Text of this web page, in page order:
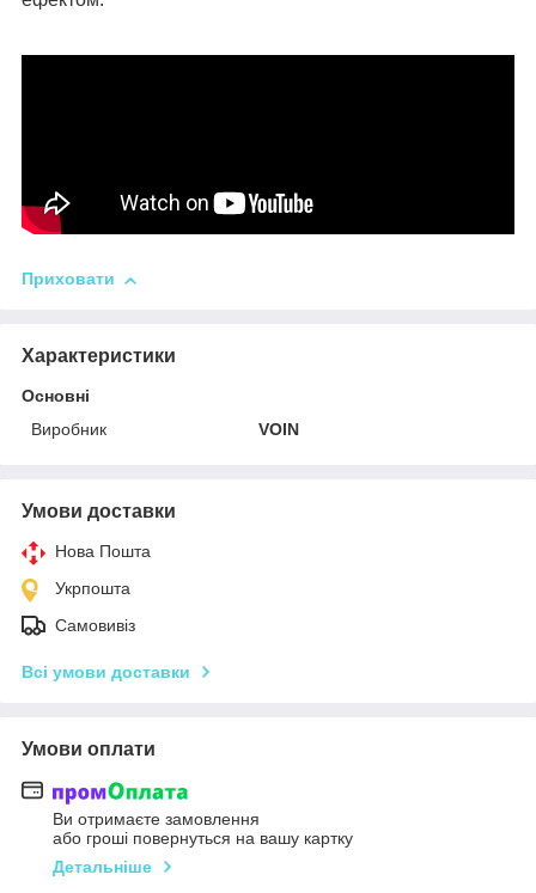
Приховати
Характеристики
Основні
Виробник
VOIN
Умови доставки
Нова Пошта
Укрпошта
Самовивіз
Всі умови доставки
Умови оплати
Ви отримаєте замовлення
або гроші повернуться на вашу картку
Детальніше